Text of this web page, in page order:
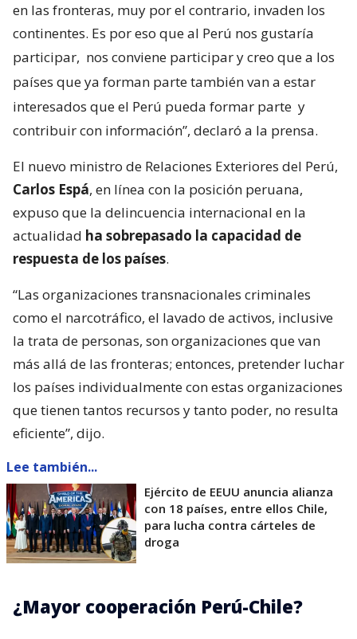
en las fronteras, muy por el contrario, invaden los
continentes. Es por eso que al Perú nos gustaría
participar, nos conviene participar y creo que a los
países que ya forman parte también van a estar
interesados que el Perú pueda formar parte y
contribuir con información”, declaró a la prensa.
El nuevo ministro de Relaciones Exteriores del Perú,
Carlos Espá, en línea con la posición peruana,
expuso que la delincuencia internacional en la
actualidad ha sobrepasado la capacidad de
respuesta de los países.
“Las organizaciones transnacionales criminales
como el narcotráfico, el lavado de activos, inclusive
la trata de personas, son organizaciones que van
más allá de las fronteras; entonces, pretender luchar
los países individualmente con estas organizaciones
que tienen tantos recursos y tanto poder, no resulta
eficiente”, dijo.
Lee también...
Ejército de EEUU anuncia alianza
con 18 países, entre ellos Chile,
para lucha contra cárteles de
droga
¿Mayor cooperación Perú-Chile?